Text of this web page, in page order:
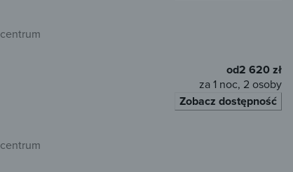
od2 620 zł
za 1 noc, 2 osoby
Zobacz dostępność